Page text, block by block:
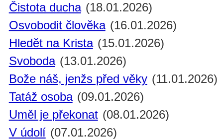
Čistota ducha (18.01.2026)
Osvobodit člověka (16.01.2026)
Hledět na Krista (15.01.2026)
Svoboda (13.01.2026)
Bože náš, jenžs před věky (11.01.2026)
Tatáž osoba (09.01.2026)
Uměl je překonat (08.01.2026)
V údolí (07.01.2026)